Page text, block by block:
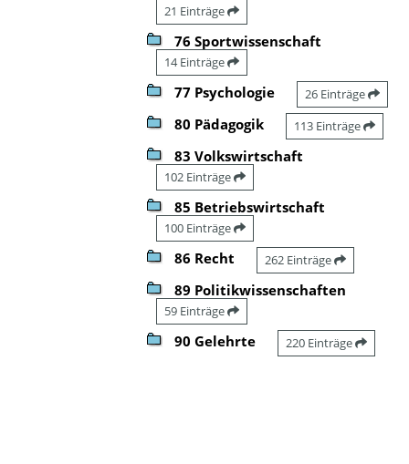
21 Einträge
76 Sportwissenschaft
14 Einträge
77 Psychologie 26 Einträge
80 Pädagogik 113 Einträge
83 Volkswirtschaft
102 Einträge
85 Betriebswirtschaft
100 Einträge
86 Recht 262 Einträge
89 Politikwissenschaften
59 Einträge
90 Gelehrte 220 Einträge